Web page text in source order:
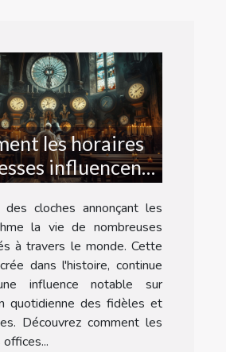
les horaires
influencent
quotidienne
des cloches annonçant les
la vie de nombreuses
à travers le monde. Cette
dans l'histoire, continue
influence notable sur
quotidienne des fidèles et
Découvrez comment les